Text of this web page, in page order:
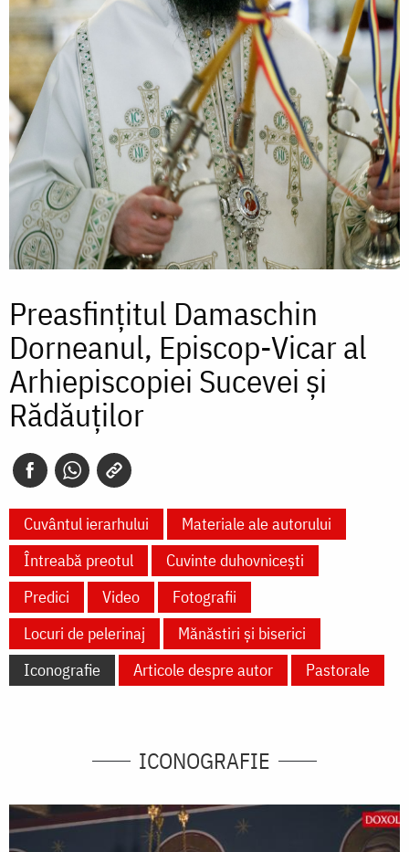
Preasfințitul Damaschin
Dorneanul, Episcop-Vicar al
Arhiepiscopiei Sucevei și
Rădăuților
Cuvântul ierarhului
Materiale ale autorului
Întreabă preotul
Cuvinte duhovnicești
Predici
Video
Fotografii
Locuri de pelerinaj
Mănăstiri și biserici
Iconografie
Articole despre autor Pastorale
ICONOGRAFIE